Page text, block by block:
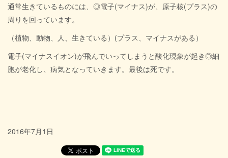
通常生きているものには、◎電子(マイナス)が、原子核(プラス)の
周りを回っています。
（植物、動物、人、生きている）(プラス、マイナスがある）
電子(マイナスイオン)が飛んでいってしまうと酸化現象が起き◎細
胞が老化し、病気となっていきます。最後は死です。
2016年7月1日